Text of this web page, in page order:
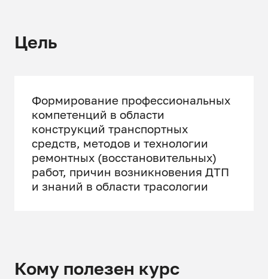
Цель
Формирование профессиональных
компетенций в области
конструкций транспортных
средств, методов и технологии
ремонтных (восстановительных)
работ, причин возникновения ДТП
и знаний в области трасологии
Кому полезен курс